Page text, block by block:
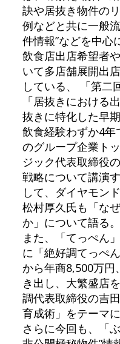
訣や居抜き物件の
例などと共に一般
件情報”などを中心
飲食店出店希望者
いて多店舗展開出
している、 「第二
「居抜きにおける
抜きに特化した早
飲食経験わずか4
のグループ企業ト
ジック代表取締役
戦略について講演
して、ダイヤモン
松村厚久氏も「な
か」について語る。
また、「てっぺん
に「絶好調てっぺ
から年商8,500万円
き出し、大繁盛店
調代表取締役の吉
育成術」をテーマに
さらに今回も、「